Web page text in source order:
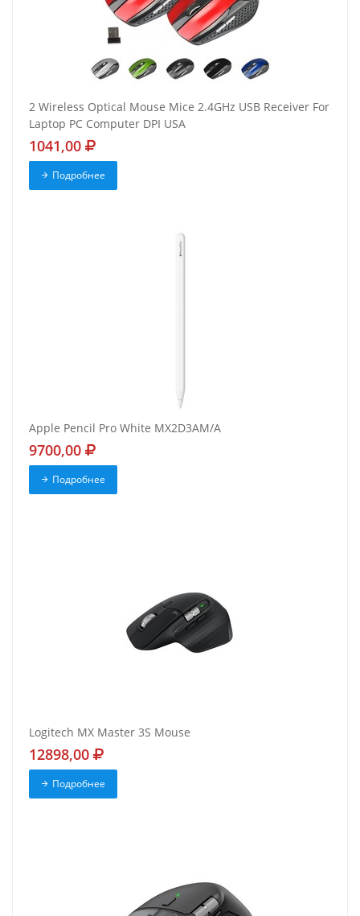
2 Wireless Optical Mouse Mice 2.4GHz USB Receiver For
Laptop PC Computer DPI USA
1041,00
Подробнее
Apple Pencil Pro White MX2D3AM/A
9700,00
Подробнее
Logitech MX Master 3S Mouse
12898,00
Подробнее